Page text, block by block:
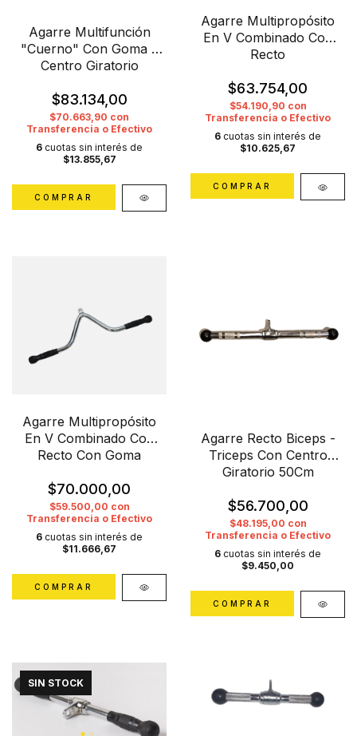
Agarre Multifunción
"Cuerno" Con Goma y
Centro Giratorio
$83.134,00
$70.663,90 con
Transferencia o Efectivo
6 cuotas sin interés de
$13.855,67
Agarre Multipropósito
En V Combinado Con
Recto
$63.754,00
$54.190,90 con
Transferencia o Efectivo
6 cuotas sin interés de
$10.625,67
Agarre Multipropósito
En V Combinado Con
Recto Con Goma
$70.000,00
$59.500,00 con
Transferencia o Efectivo
6 cuotas sin interés de
$11.666,67
Agarre Recto Biceps -
Triceps Con Centro
Giratorio 50Cm
$56.700,00
$48.195,00 con
Transferencia o Efectivo
6 cuotas sin interés de
$9.450,00
SIN STOCK